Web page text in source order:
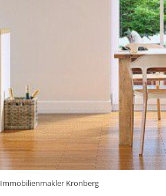
Immobilienmakler Kronberg